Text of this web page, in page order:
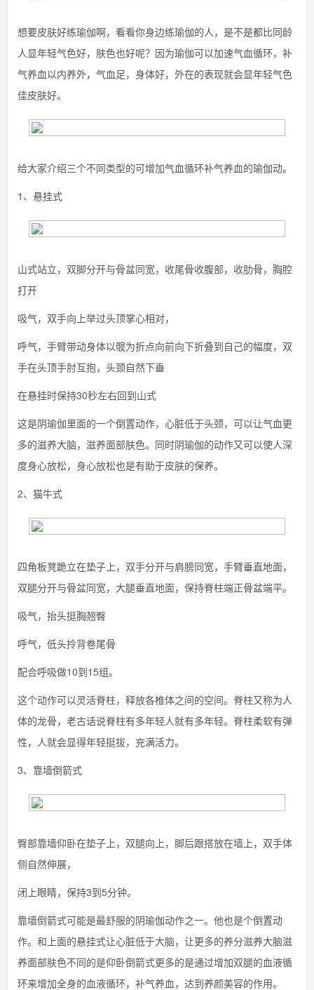
想要皮肤好练瑜伽啊，看看你身边练瑜伽的人，是不是都比同龄
人显年轻气色好，肤色也好呢？因为瑜伽可以加速气血循环，补
气养血以内养外，气血足，身体好，外在的表现就会显年轻气色
佳皮肤好。
给大家介绍三个不同类型的可增加气血循环补气养血的瑜伽动。
1、悬挂式
山式站立，双脚分开与骨盆同宽，收尾骨收腹部，收肋骨，胸腔
打开
吸气，双手向上举过头顶掌心相对，
呼气，手臂带动身体以髋为折点向前向下折叠到自己的幅度，双
手在头顶手肘互抱，头颈自然下垂
在悬挂时保持30秒左右回到山式
这是阴瑜伽里面的一个倒置动作，心脏低于头颈，可以让气血更
多的滋养大脑，滋养面部肤色。同时阴瑜伽的动作又可以使人深
度身心放松，身心放松也是有助于皮肤的保养。
2、猫牛式
四角板凳跪立在垫子上，双手分开与肩膀同宽，手臂垂直地面，
双腿分开与骨盆同宽，大腿垂直地面，保持脊柱端正骨盆端平。
吸气，抬头挺胸翘臀
呼气，低头拎背卷尾骨
配合呼吸做10到15组。
这个动作可以灵活脊柱，释放各椎体之间的空间。脊柱又称为人
体的龙骨，老古话说脊柱有多年轻人就有多年轻。脊柱柔软有弹
性，人就会显得年轻挺拔，充满活力。
3、靠墙倒箭式
臀部靠墙仰卧在垫子上，双腿向上，脚后跟搭放在墙上，双手体
侧自然伸展，
闭上眼睛，保持3到5分钟。
靠墙倒箭式可能是最舒服的阴瑜伽动作之一。他也是个倒置动
作。和上面的悬挂式让心脏低于大脑，让更多的养分滋养大脑滋
养面部肤色不同的是仰卧倒箭式更多的是通过增加双腿的血液循
环来增加全身的血液循环，补气养血，达到养颜美容的作用。